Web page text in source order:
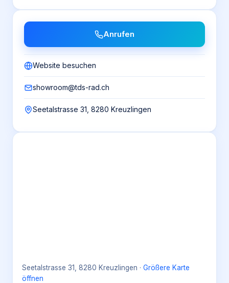
Anrufen
Website besuchen
showroom@tds-rad.ch
Seetalstrasse 31, 8280 Kreuzlingen
Seetalstrasse 31, 8280 Kreuzlingen · Größere Karte
öffnen